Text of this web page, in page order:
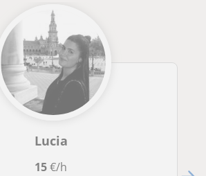
Lucia
15€/h